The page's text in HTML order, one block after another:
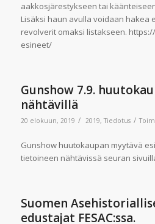
aakkosjärestykseen tai
Lisäksi haun avulla voidaan hakea
revolverit omaksi listakseen.
esineet/
Gunshow 7.9.
nähtävillä
20 elokuun, 2019 / 2019,Tiedotus /
Gunshow huutokaupan myytävä
tietoineen nähtävissä seuran
Suomen
edustajat FESAC:ssa.